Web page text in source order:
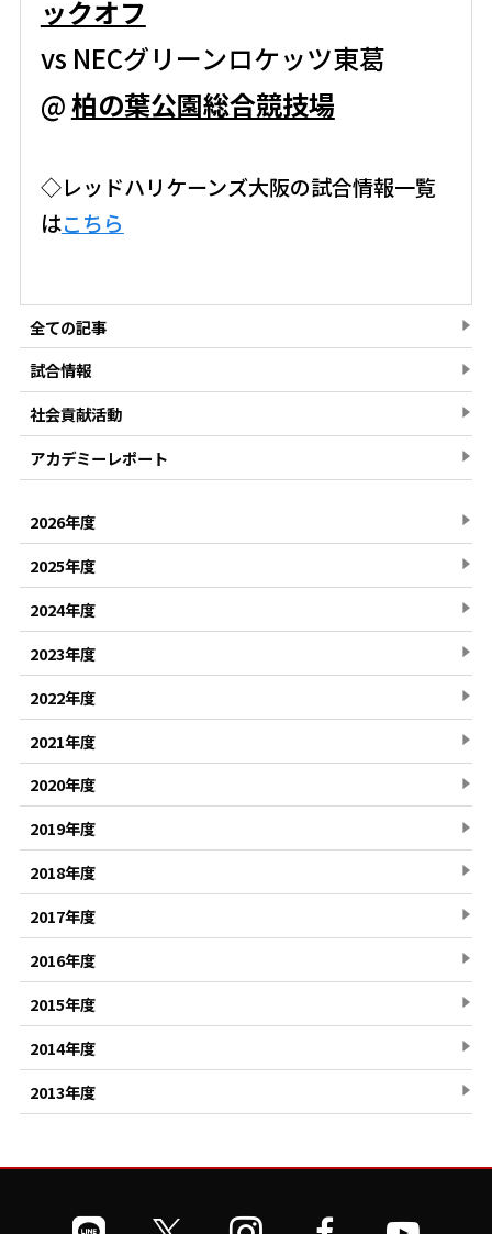
ックオフ
vs NECグリーンロケッツ東葛
@柏の葉公園総合競技場
◇レッドハリケーンズ大阪の試合情報一覧
はこちら
全ての記事
試合情報
社会貢献活動
アカデミーレポート
2026年度
2025年度
2024年度
2023年度
2022年度
2021年度
2020年度
2019年度
2018年度
2017年度
2016年度
2015年度
2014年度
2013年度